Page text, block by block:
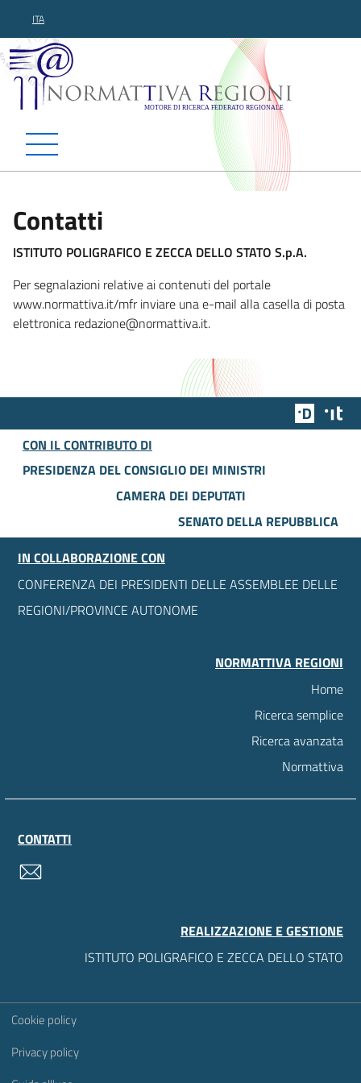
ITA
Normattiva Regioni -
Contatti
ISTITUTO POLIGRAFICO E ZECCA DELLO STATO S.p.A.
Per segnalazioni relative ai contenuti del portale
www.normattiva.it/mfr inviare una e-mail alla casella di posta
elettronica redazione@normattiva.it.
Team
CON IL CONTRIBUTO DI
PRESIDENZA DEL CONSIGLIO DEI MINISTRI
CAMERA DEI DEPUTATI
SENATO DELLA REPUBBLICA
IN COLLABORAZIONE CON
CONFERENZA DEI PRESIDENTI DELLE ASSEMBLEE DELLE
REGIONI/PROVINCE AUTONOME
NORMATTIVA REGIONI
Home
Ricerca semplice
Ricerca avanzata
Normattiva
CONTATTI
REALIZZAZIONE E GESTIONE
ISTITUTO POLIGRAFICO E ZECCA DELLO STATO
Sezione Link Utili
Cookie policy
Privacy policy